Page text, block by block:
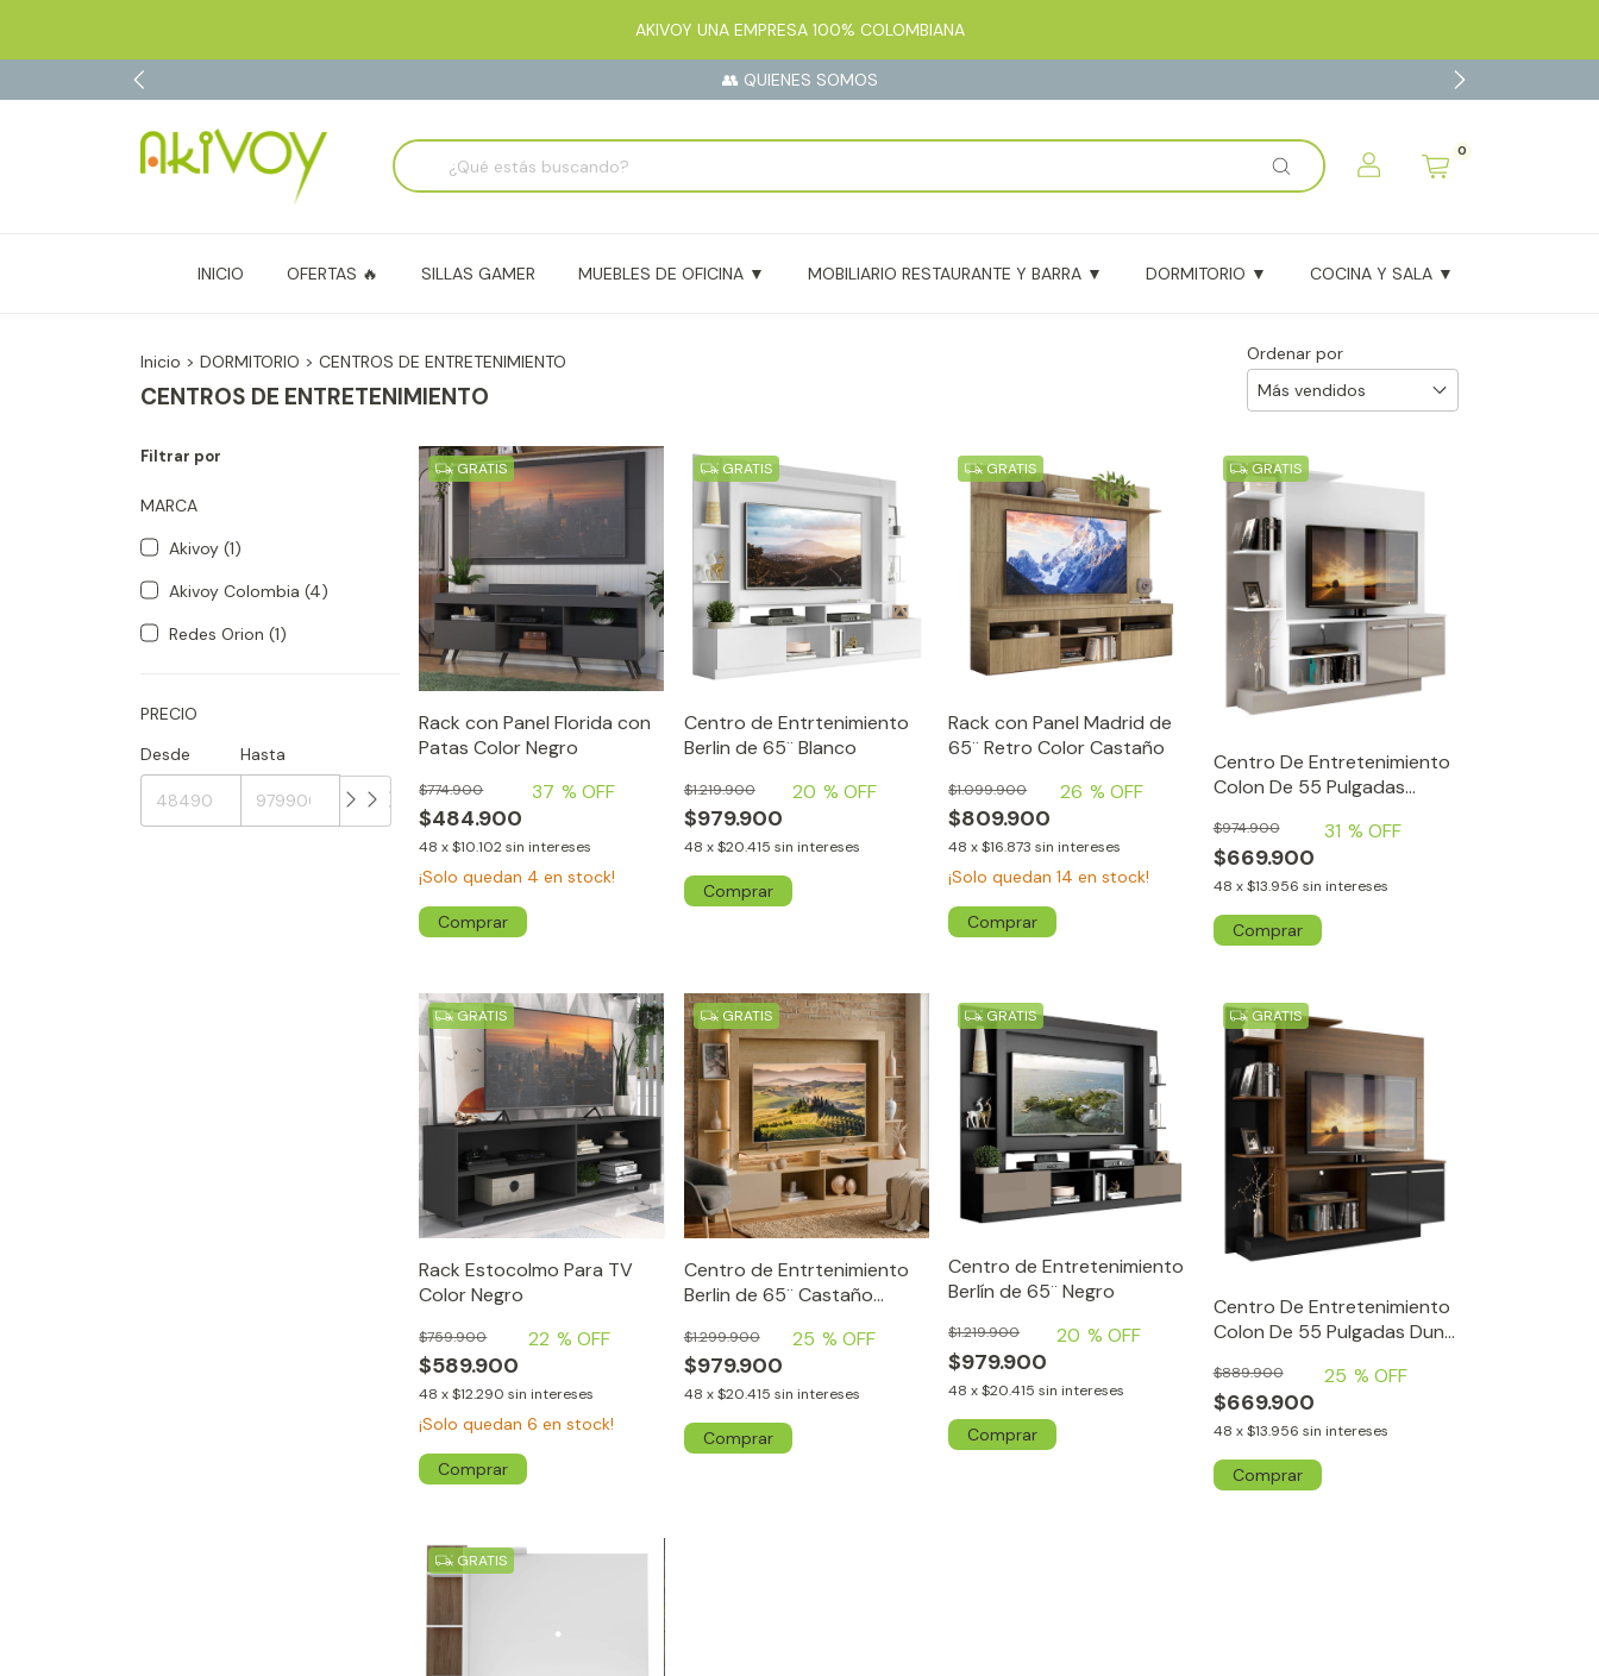
AKIVOY UNA EMPRESA 100% COLOMBIANA
👥 QUIENES SOMOS
0
x
INICIO OFERTAS 🔥 SILLAS GAMER MUEBLES DE OFICINA ▼ MOBILIARIO RESTAURANTE Y BARRA ▼ DORMITORIO ▼ COCINA Y SALA ▼
Inicio > DORMITORIO > CENTROS DE ENTRETENIMIENTO
CENTROS DE ENTRETENIMIENTO
Ordenar por
Filtrar por
MARCA
Akivoy (1)
Akivoy Colombia (4)
Redes Orion (1)
PRECIO
Desde
Hasta
GRATIS
Rack con Panel Florida con
Patas Color Negro
$484.900
$774.900 37 % OFF
48 x$10.102 sin intereses
¡Solo quedan 4 en stock!
GRATIS
Centro de Entrtenimiento
Berlin de 65¨ Blanco
$979.900
$1.219.900 20 % OFF
48 x$20.415 sin intereses
GRATIS
Rack con Panel Madrid de
65¨ Retro Color Castaño
$809.900
$1.099.900 26 % OFF
48 x$16.873 sin intereses
¡Solo quedan14 en stock!
GRATIS
Centro De Entretenimiento
Colon De 55 Pulgadas
$669.900
$974.900 31 % OFF
48 x$13.956 sin intereses
GRATIS
Rack Estocolmo Para TV
Color Negro
$589.900
$759.900 22 % OFF
48 x$12.290 sin intereses
¡Solo quedan6 en stock!
GRATIS
Centro de Entrtenimiento
Berlin de 65¨ Castaño
$979.900
$1.299.900 25 % OFF
48 x$20.415 sin intereses
GRATIS
Centro de Entretenimiento
Berlín de 65¨ Negro
$979.900
$1.219.900 20 % OFF
48 x$20.415 sin intereses
GRATIS
Centro De Entretenimiento
Colon De 55 Pulgadas Duna
$669.900
$889.900 25 % OFF
48 x$13.956 sin intereses
GRATIS